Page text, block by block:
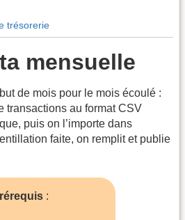
trésorerie
mensuelle
de mois pour le mois écoulé :
transactions au format CSV
puis on l’importe dans
faite, on remplit et publie
: